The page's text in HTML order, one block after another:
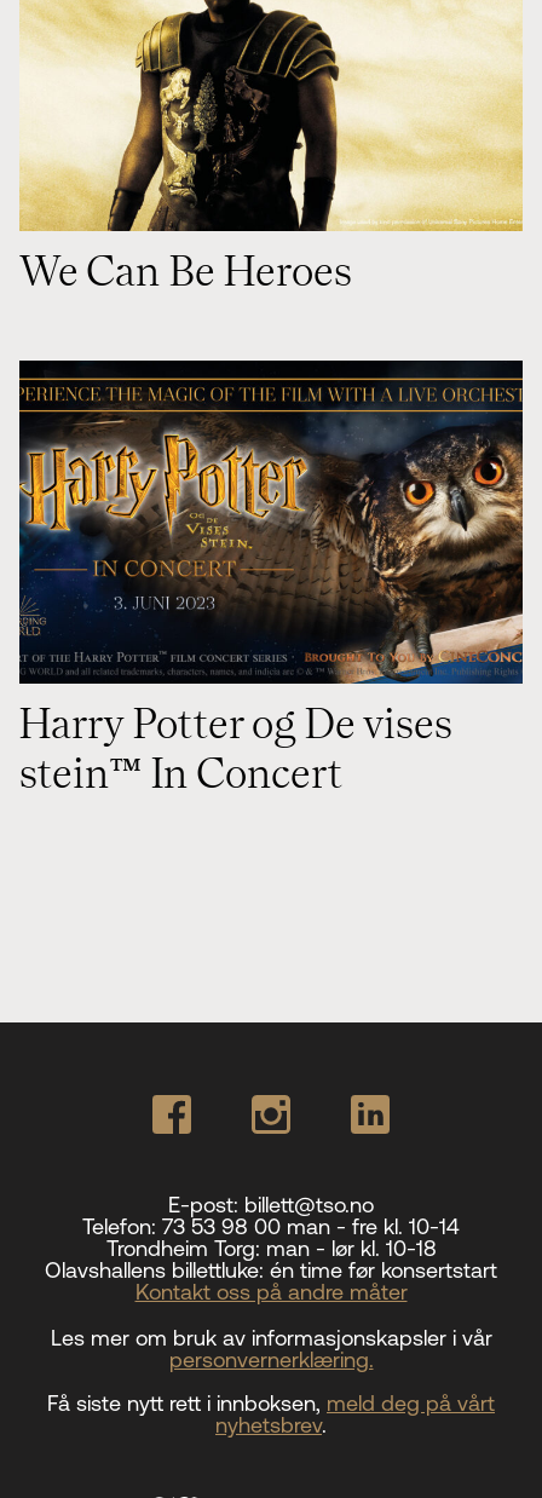
We Can Be Heroes
Harry Potter og De vises
stein™️ In Concert
E-post: billett@tso.no
Telefon: 73 53 98 00 man - fre kl. 10-14
Trondheim Torg: man - lør kl. 10-18
Olavshallens billettluke: én time før konsertstart
Kontakt oss på andre måter
Les mer om bruk av informasjonskapsler i vår
personvernerklæring.
Få siste nytt rett i innboksen, meld deg på vårt
nyhetsbrev.